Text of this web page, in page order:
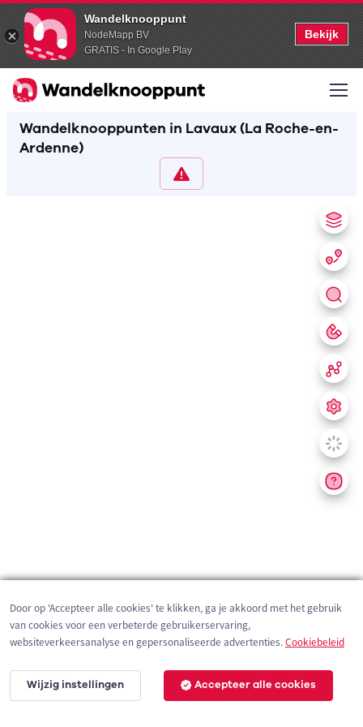
Wandelknooppunt
NodeMapp BV
GRATIS - In Google Play
Bekijk
Wandelknooppunten in Lavaux (La Roche-en-
Ardenne)
200 m
Door op 'Accepteer alle cookies' te klikken, ga je akkoord met het gebruik
van cookies voor een verbeterde gebruikerservaring,
websiteverkeersanalyse en gepersonaliseerde advertenties.Cookiebeleid
Wijzig instellingen Accepteer alle cookies